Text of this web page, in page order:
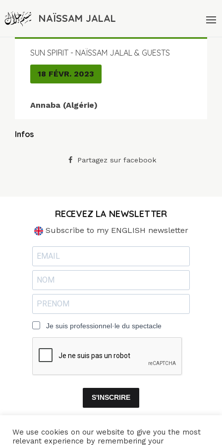
NAÏSSAM JALAL
SUN SPIRIT - NAÏSSAM JALAL & GUESTS
18 FÉVR. 2023
Annaba (Algérie)
Infos
Partagez sur facebook
RECEVEZ LA NEWSLETTER
Subscribe to my ENGLISH newsletter
Je suis professionnel·le du spectacle
S'INSCRIRE
We use cookies on our website to give you the most
relevant experience by remembering your